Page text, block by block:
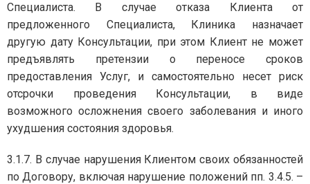
Специалиста. В случае отказа Клиента от
предложенного Специалиста, Клиника назначает
другую дату Консультации, при этом Клиент не может
предъявлять претензии о переносе сроков
предоставления Услуг, и самостоятельно несет риск
отсрочки проведения Консультации, в виде
возможного осложнения своего заболевания и иного
ухудшения состояния здоровья.
3.1.7. В случае нарушения Клиентом своих обязанностей
по Договору, включая нарушение положений пп. 3.4.5. –